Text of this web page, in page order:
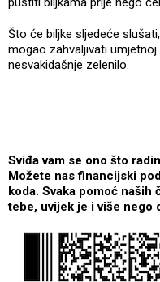
Što će biljke sljedeće
mogao zahvaljivati
nesvakidašnje zelenilo.
Sviđa vam se ono što
Možete nas financijski
koda. Svaka pomoć
tebe, uvijek je i više nego